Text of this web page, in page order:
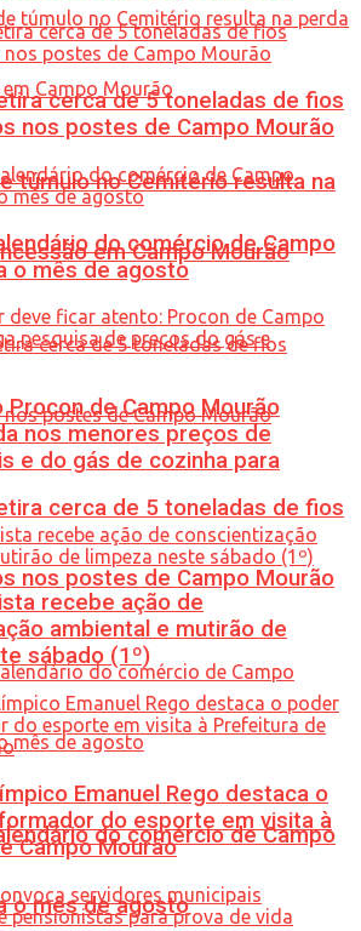
túmulo no Cemitério resulta na
em Campo Mourão
cerca de 5 toneladas de fios
nos postes de Campo Mourão
do comércio de Campo
o mês de agosto
cerca de 5 toneladas de fios
nos postes de Campo Mourão
do comércio de Campo
o mês de agosto
Procon de Campo Mourão
nos menores preços de
e do gás de cozinha para
recebe ação de
ambiental e mutirão de
sábado (1º)
Emanuel Rego destaca o
do esporte em visita à
Campo Mourão